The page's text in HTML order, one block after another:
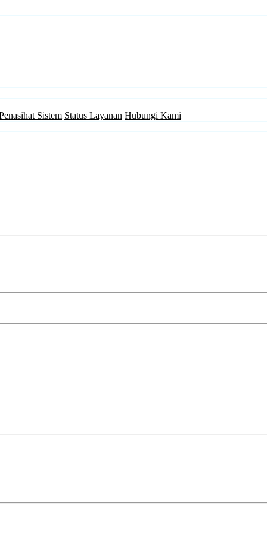
Sistem Status Layanan Hubungi Kami